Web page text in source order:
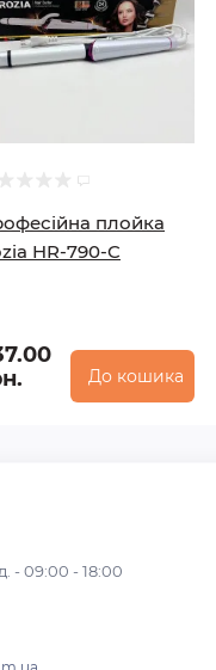
плойка
HR-790-C
До кошика
- 09:00 - 18:00